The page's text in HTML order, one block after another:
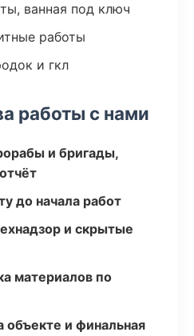
ванная под ключ
работы
и гкл
работы с нами
и бригады,
до начала работ
и скрытые
материалов по
объекте и финальная